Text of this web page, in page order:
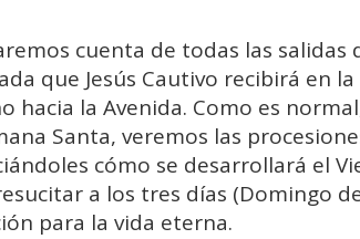
cuenta de todas las
que Jesús Cautivo recibirá en
hacia la Avenida. Como es
Santa, veremos las
cómo se desarrollará el
a los tres días (Domingo
para la vida eterna.